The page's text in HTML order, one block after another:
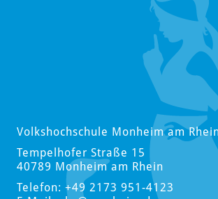
Volkshochschule Monheim am
Tempelhofer Straße 15
40789 Monheim am Rhein
Telefon: +49 2173 951-4123